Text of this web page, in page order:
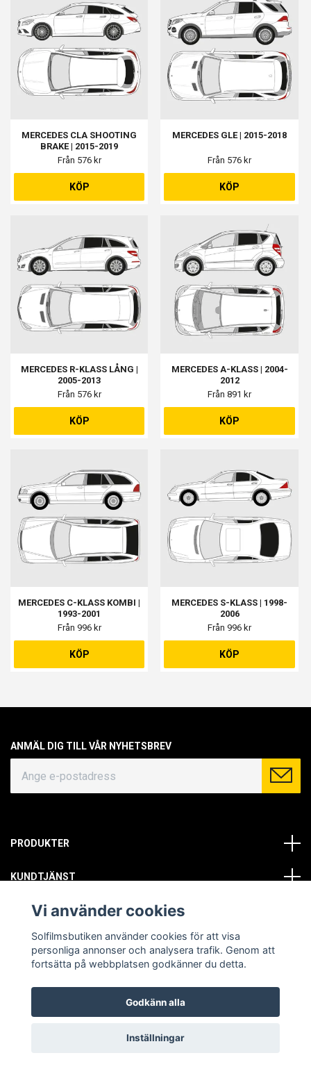
MERCEDES CLA SHOOTING
BRAKE | 2015-2019
Från 576 kr
KÖP
MERCEDES GLE | 2015-2018
Från 576 kr
KÖP
MERCEDES R-KLASS LÅNG |
2005-2013
Från 576 kr
KÖP
MERCEDES A-KLASS | 2004-
2012
Från 891 kr
KÖP
MERCEDES C-KLASS KOMBI |
1993-2001
Från 996 kr
KÖP
MERCEDES S-KLASS | 1998-
2006
Från 996 kr
KÖP
ANMÄL DIG TILL VÅR NYHETSBREV
PRODUKTER
KUNDTJÄNST
OM OSS
SOCIALA MEDIER
© Copyright 2026 Solfilmsbutiken. All rights reserved.
Vi använder cookies
Solfilmsbutiken använder cookies för att visa
personliga annonser och analysera trafik. Genom att
fortsätta på webbplatsen godkänner du detta.
Godkänn alla
Inställningar